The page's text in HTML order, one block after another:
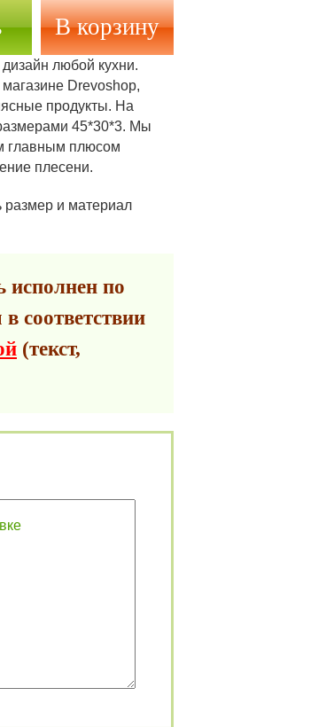
любой кухни.
Drevoshop,
продукты. На
45*30*3. Мы
главным плюсом
плесени.
и материал
исполнен по
соответствии
(текст,